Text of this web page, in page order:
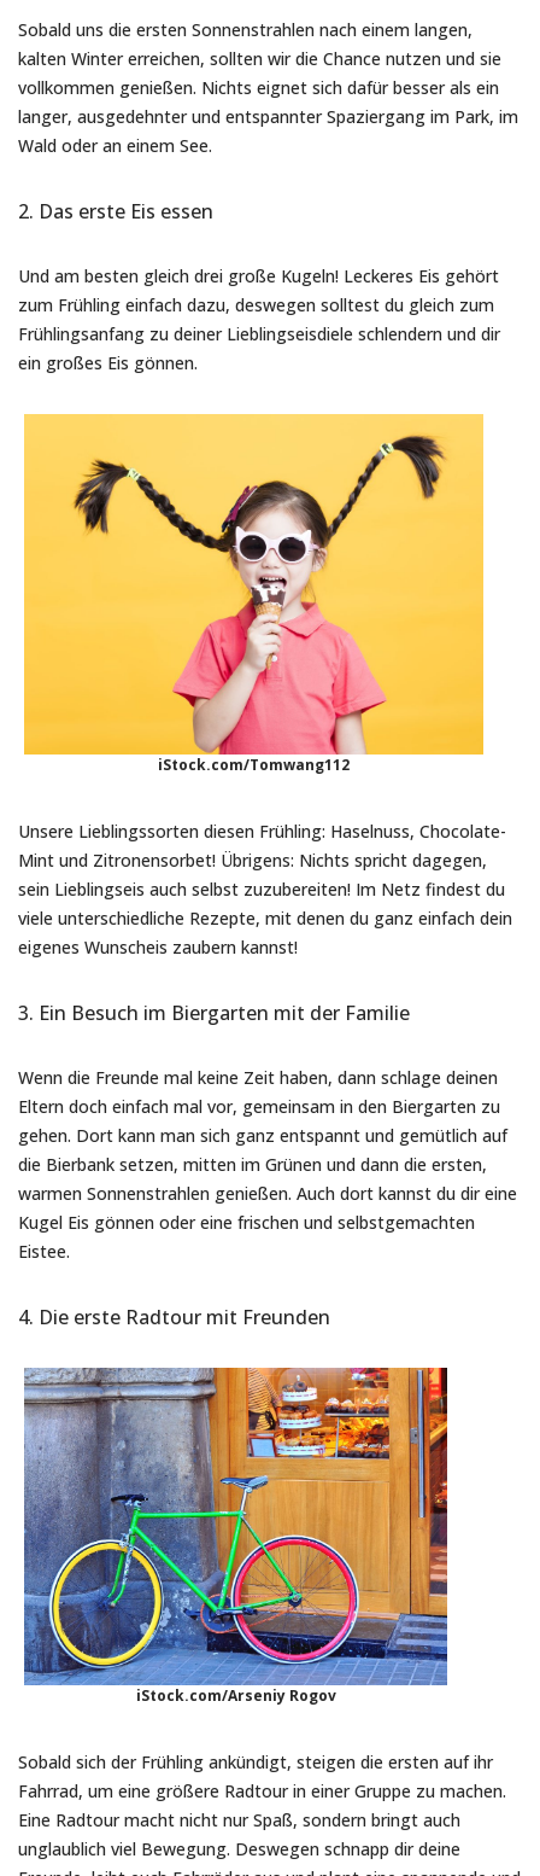
Sobald uns die ersten Sonnenstrahlen nach einem langen,
kalten Winter erreichen, sollten wir die Chance nutzen und sie
vollkommen genießen. Nichts eignet sich dafür besser als ein
langer, ausgedehnter und entspannter Spaziergang im Park, im
Wald oder an einem See.
2. Das erste Eis essen
Und am besten gleich drei große Kugeln! Leckeres Eis gehört
zum Frühling einfach dazu, deswegen solltest du gleich zum
Frühlingsanfang zu deiner Lieblingseisdiele schlendern und dir
ein großes Eis gönnen.
iStock.com/Tomwang112
Unsere Lieblingssorten diesen Frühling: Haselnuss, Chocolate-
Mint und Zitronensorbet! Übrigens: Nichts spricht dagegen,
sein Lieblingseis auch selbst zuzubereiten! Im Netz findest du
viele unterschiedliche Rezepte, mit denen du ganz einfach dein
eigenes Wunscheis zaubern kannst!
3. Ein Besuch im Biergarten mit der Familie
Wenn die Freunde mal keine Zeit haben, dann schlage deinen
Eltern doch einfach mal vor, gemeinsam in den Biergarten zu
gehen. Dort kann man sich ganz entspannt und gemütlich auf
die Bierbank setzen, mitten im Grünen und dann die ersten,
warmen Sonnenstrahlen genießen. Auch dort kannst du dir eine
Kugel Eis gönnen oder eine frischen und selbstgemachten
Eistee.
4. Die erste Radtour mit Freunden
iStock.com/Arseniy Rogov
Sobald sich der Frühling ankündigt, steigen die ersten auf ihr
Fahrrad, um eine größere Radtour in einer Gruppe zu machen.
Eine Radtour macht nicht nur Spaß, sondern bringt auch
unglaublich viel Bewegung. Deswegen schnapp dir deine